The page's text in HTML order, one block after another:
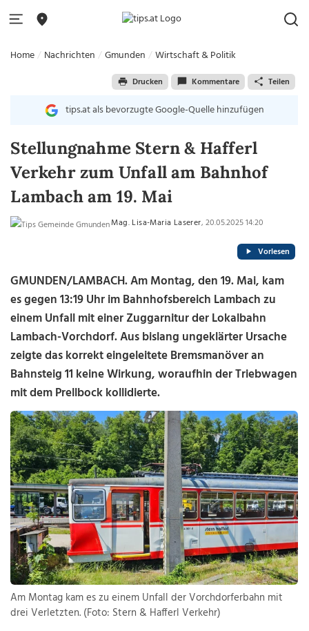
Home Nachrichten Gmunden Wirtschaft & Politik
Drucken Kommentare Teilen
tips.at als bevorzugte Google-Quelle hinzufügen
Stellungnahme Stern & Hafferl
Verkehr zum Unfall am Bahnhof
Lambach am 19. Mai
Mag. Lisa-Maria Laserer, 20.05.2025 14:20
Vorlesen
GMUNDEN/LAMBACH. Am Montag, den 19. Mai, kam
es gegen 13:19 Uhr im Bahnhofsbereich Lambach zu
einem Unfall mit einer Zuggarnitur der Lokalbahn
Lambach-Vorchdorf. Aus bislang ungeklärter Ursache
zeigte das korrekt eingeleitete Bremsmanöver an
Bahnsteig 11 keine Wirkung, woraufhin der Triebwagen
mit dem Prellbock kollidierte.
Am Montag kam es zu einem Unfall der Vorchdorferbahn mit
drei Verletzten. (Foto: Stern & Hafferl Verkehr)